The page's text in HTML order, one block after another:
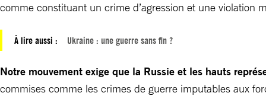
comme constituant un crime d’agression et une violation
À lire aussi : Ukraine : une guerre sans fin ?
Notre mouvement exige que la Russie et les hauts
commises comme les crimes de guerre imputables aux